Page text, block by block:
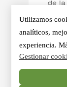
© 2026 -
Otorrino,
Utilizamos
analíticos,
experiencia.
Gestionar